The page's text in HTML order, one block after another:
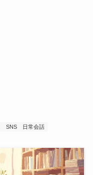
SNS 日常会話